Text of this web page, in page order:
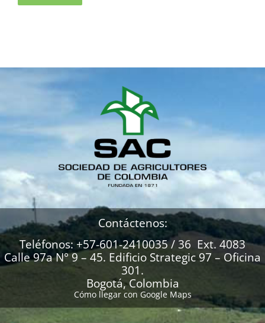
Contáctenos:
Teléfonos: +57-601-2410035 / 36 Ext. 4083
Calle 97a N° 9 – 45. Edificio Strategic 97 – Oficina
301.
Bogotá, Colombia
Cómo llegar con Google Maps